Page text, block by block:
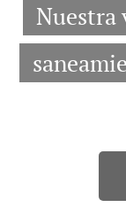
Nuestra